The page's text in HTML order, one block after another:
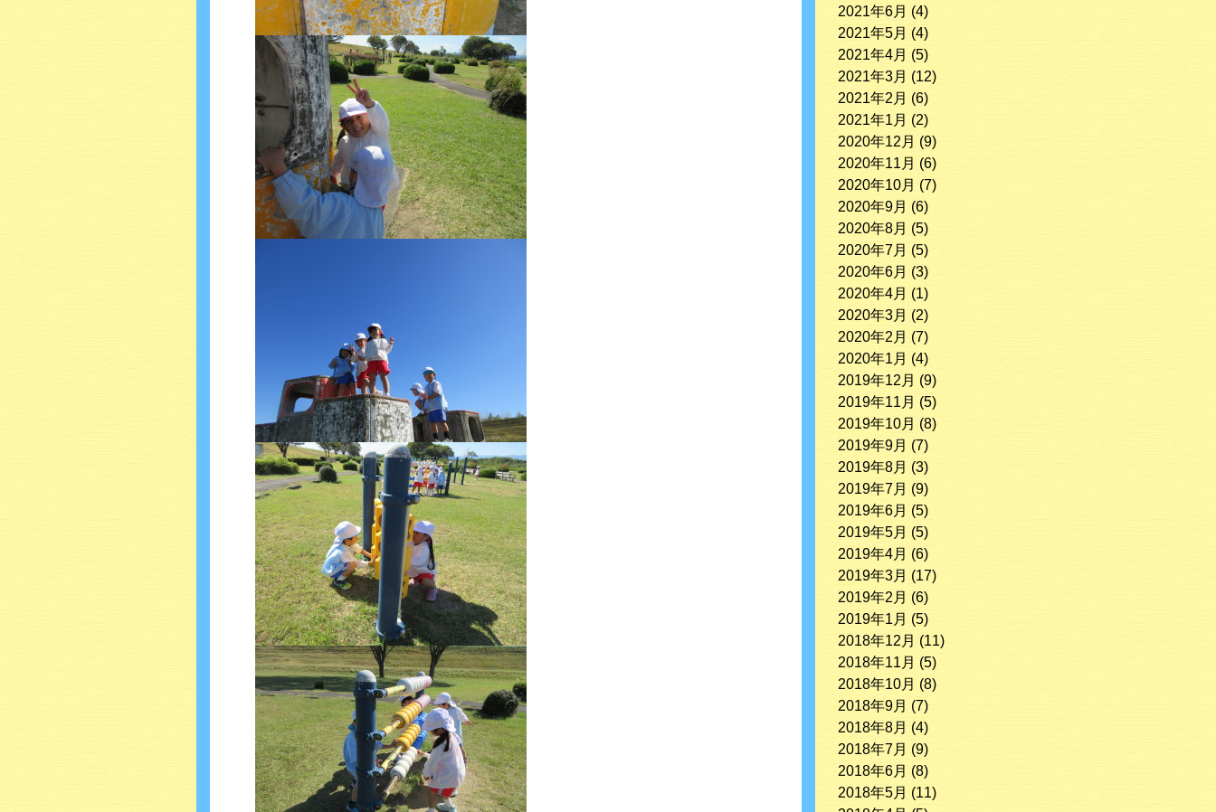
2021年6月 (4)
2021年5月 (4)
2021年4月 (5)
2021年3月 (12)
2021年2月 (6)
2021年1月 (2)
2020年12月 (9)
2020年11月 (6)
2020年10月 (7)
2020年9月 (6)
2020年8月 (5)
2020年7月 (5)
2020年6月 (3)
2020年4月 (1)
2020年3月 (2)
2020年2月 (7)
2020年1月 (4)
2019年12月 (9)
2019年11月 (5)
2019年10月 (8)
2019年9月 (7)
2019年8月 (3)
2019年7月 (9)
2019年6月 (5)
2019年5月 (5)
2019年4月 (6)
2019年3月 (17)
2019年2月 (6)
2019年1月 (5)
2018年12月 (11)
2018年11月 (5)
2018年10月 (8)
2018年9月 (7)
2018年8月 (4)
2018年7月 (9)
2018年6月 (8)
2018年5月 (11)